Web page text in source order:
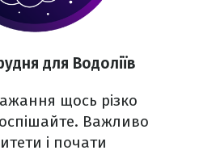
для Водоліїв
щось різко
Важливо
і почати